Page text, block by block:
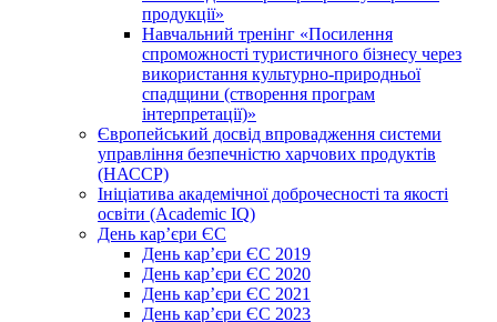
продукції»
Навчальний тренінг «Посилення
спроможності туристичного бізнесу через
використання культурно-природньої
спадщини (створення програм
інтерпретації)»
Європейський досвід впровадження системи
управління безпечністю харчових продуктів
(НАССР)
Ініціатива академічної доброчесності та якості
освіти (Academic IQ)
День кар’єри ЄС
День кар’єри ЄС 2019
День кар’єри ЄС 2020
День кар’єри ЄС 2021
День кар’єри ЄС 2023